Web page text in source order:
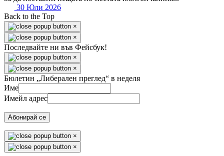
30 Юли 2026
Back to the Top
×
×
Последвайте ни във Фейсбук!
×
×
Бюлетин „Либерален преглед“ в неделя
Име
Имейл адрес
Абонирай се
×
×